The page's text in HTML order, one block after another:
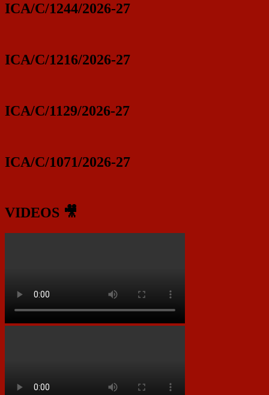
ICA/C/1244/2026-27
ICA/C/1216/2026-27
ICA/C/1129/2026-27
ICA/C/1071/2026-27
VIDEOS 🎥